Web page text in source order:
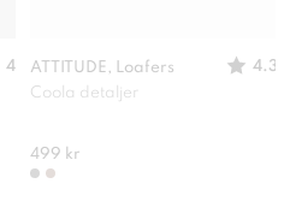
4 ATTITUDE, Loafers
4.3
Coola detaljer
499 kr